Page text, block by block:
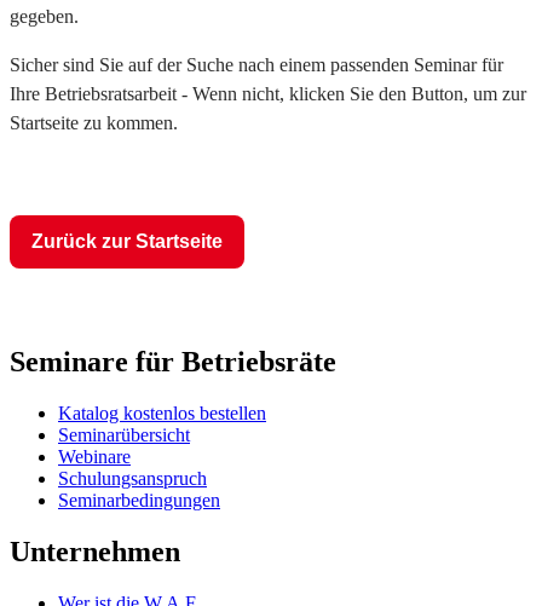
gegeben.
Sicher sind Sie auf der Suche nach einem passenden Seminar für
Ihre Betriebsratsarbeit - Wenn nicht, klicken Sie den Button, um zur
Startseite zu kommen.
Zurück zur Startseite
Seminare für Betriebsräte
Katalog kostenlos bestellen
Seminarübersicht
Webinare
Schulungsanspruch
Seminarbedingungen
Unternehmen